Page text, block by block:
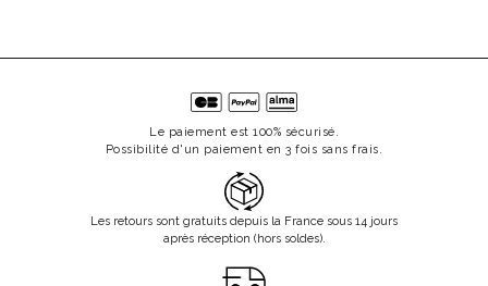
Le paiement est 100% sécurisé.
Possibilité d'un paiement en 3 fois sans frais.
Les retours sont gratuits depuis la France sous 14 jours
après réception (hors soldes).